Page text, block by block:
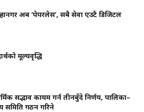
अब ‘पेपरलेस’, सबै सेवा एउटै डिजिटल
मूल्यवृद्धि
सद्भाव कायम गर्न तीनबुँदे निर्णय, पालिका–
समिति गठन गरिने